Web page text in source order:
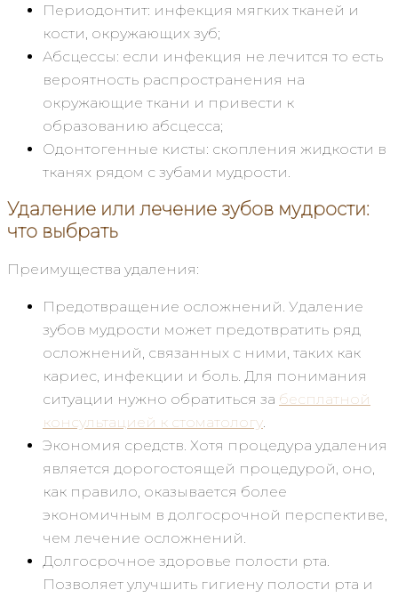
Периодонтит: инфекция мягких тканей и
кости, окружающих зуб;
Абсцессы: если инфекция не лечится то есть
вероятность распространения на
окружающие ткани и привести к
образованию абсцесса;
Одонтогенные кисты: скопления жидкости в
тканях рядом с зубами мудрости.
Удаление или лечение зубов мудрости:
что выбрать
Преимущества удаления:
Предотвращение осложнений. Удаление
зубов мудрости может предотвратить ряд
осложнений, связанных с ними, таких как
кариес, инфекции и боль. Для понимания
ситуации нужно обратиться за бесплатной
консультацией к стоматологу.
Экономия средств. Хотя процедура удаления
является дорогостоящей процедурой, оно,
как правило, оказывается более
экономичным в долгосрочной перспективе,
чем лечение осложнений.
Долгосрочное здоровье полости рта.
Позволяет улучшить гигиену полости рта и